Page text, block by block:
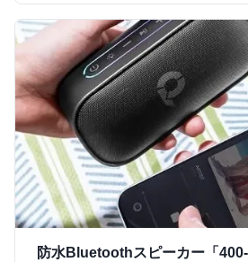
防水Bluetoothスピーカー「